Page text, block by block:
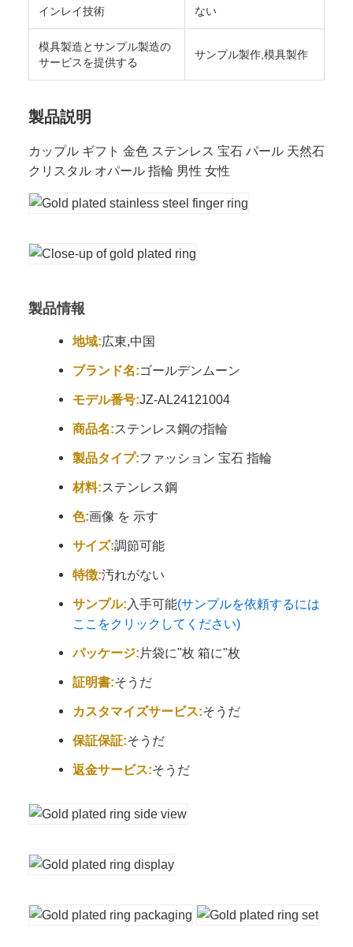
インレイ技術 ない
模具製造とサンプル製造の
サービスを提供する
サンプル製作,模具製作
製品説明
カップル ギフト 金色 ステンレス 宝石 パール 天然石
クリスタル オパール 指輪 男性 女性
製品情報
地域:広東,中国
ブランド名:ゴールデンムーン
モデル番号:JZ-AL24121004
商品名:ステンレス鋼の指輪
製品タイプ:ファッション 宝石 指輪
材料:ステンレス鋼
色:画像 を 示す
サイズ:調節可能
特徴:汚れがない
サンプル: 入手可能(サンプルを依頼するには
ここをクリックしてください)
パッケージ: 片袋に"枚 箱に"枚
証明書:そうだ
カスタマイズサービス:そうだ
保証保証:そうだ
返金サービス:そうだ